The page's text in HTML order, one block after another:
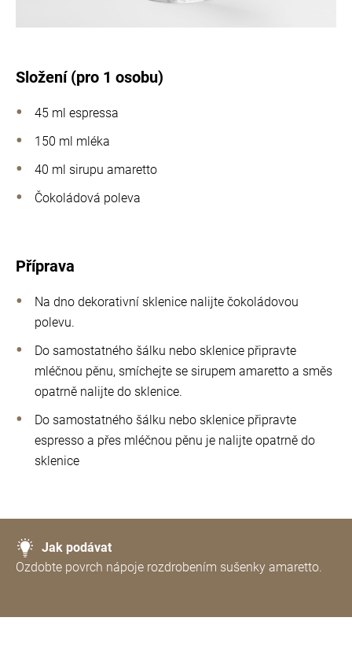
Složení (pro 1 osobu)
45 ml espressa
150 ml mléka
40 ml sirupu amaretto
Čokoládová poleva
Příprava
Na dno dekorativní sklenice nalijte čokoládovou
polevu.
Do samostatného šálku nebo sklenice připravte
mléčnou pěnu, smíchejte se sirupem amaretto a směs
opatrně nalijte do sklenice.
Do samostatného šálku nebo sklenice připravte
espresso a přes mléčnou pěnu je nalijte opatrně do
sklenice
Jak podávat
Ozdobte povrch nápoje rozdrobením sušenky amaretto.